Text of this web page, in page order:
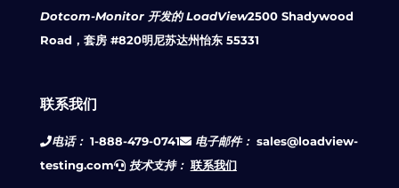
Dotcom-Monitor 开发的 LoadView2500 Shadywood
Road，套房 #820明尼苏达州怡东 55331
联系我们
电话： 1-888-479-0741 电子邮件： sales@loadview-
testing.com
技术支持： 联系我们